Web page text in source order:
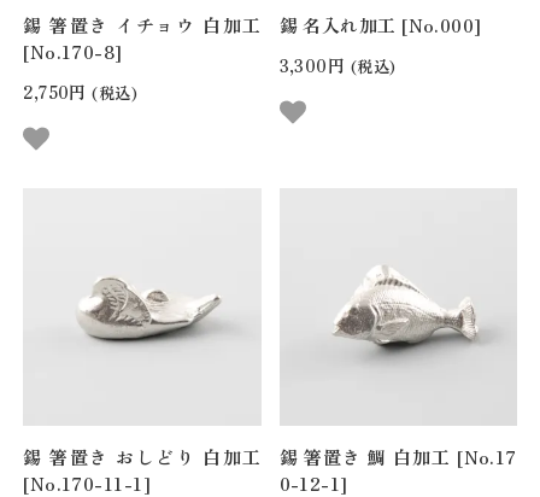
錫 箸置き イチョウ 白加工
[No.170-8]
2,750円 (税込)
錫 名入れ加工 [No.000]
3,300円 (税込)
錫 箸置き おしどり 白加工
[No.170-11-1]
錫 箸置き 鯛 白加工 [No.17
0-12-1]